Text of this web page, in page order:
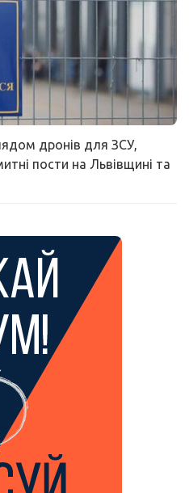
дронів для ЗСУ,
пости на Львівщині та